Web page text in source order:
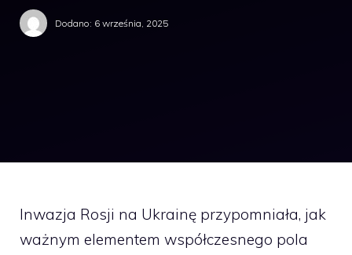
Dodano: 6 września, 2025
Inwazja Rosji na Ukrainę przypomniała, jak
ważnym elementem współczesnego pola